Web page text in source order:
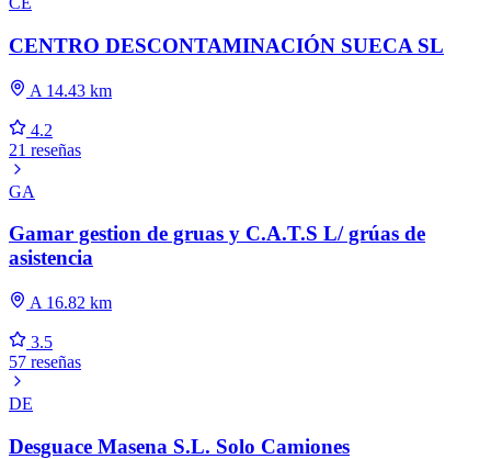
CENTRO DESCONTAMINACIÓN SUECA SL
A 14.43 km
4.2
21 reseñas
GA
Gamar gestion de gruas y C.A.T.S L/ grúas de
asistencia
A 16.82 km
3.5
57 reseñas
DE
Desguace Masena S.L. Solo Camiones